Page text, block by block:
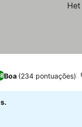
Boa (234 pontuações)